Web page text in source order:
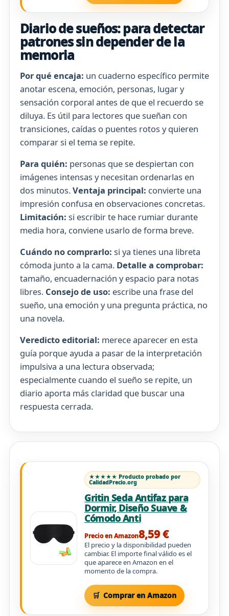
Diario de sueños: para detectar
patrones sin depender de la
memoria
Por qué encaja: un cuaderno específico permite
anotar escena, emoción, personas, lugar y
sensación corporal antes de que el recuerdo se
diluya. Es útil para lectores que sueñan con
transiciones, caídas o puentes rotos y quieren
comparar si el tema se repite.
Para quién: personas que se despiertan con
imágenes intensas y necesitan ordenarlas en
dos minutos.Ventaja principal: convierte una
impresión confusa en observaciones concretas.
Limitación: si escribir te hace rumiar durante
media hora, conviene usarlo de forma breve.
Cuándo no comprarlo: si ya tienes una libreta
cómoda junto a la cama. Detalle a comprobar:
tamaño, encuadernación y espacio para notas
libres. Consejo de uso: escribe una frase del
sueño, una emoción y una pregunta práctica, no
una novela.
Veredicto editorial: merece aparecer en esta
guía porque ayuda a pasar de la interpretación
impulsiva a una lectura observada;
especialmente cuando el sueño se repite, un
diario aporta más claridad que buscar una
respuesta cerrada.
★★★★★ Producto probado por
CalidadPrecio.org
Gritin Seda Antifaz para
Dormir, Diseño Suave &
Cómodo Anti
Precio en Amazon8,59 €
El precio y la disponibilidad pueden
cambiar. El importe final válido es el
que aparece en Amazon en el
momento de la compra.
Comprar en Amazon